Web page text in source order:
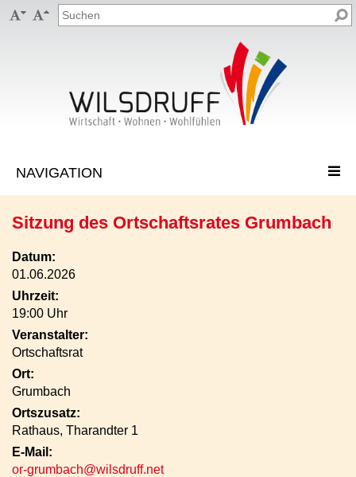
 
Sitzung des Ortschaftsrates Grumbach
Datum:
01.06.2026
Uhrzeit:
19:00 Uhr
Veranstalter:
Ortschaftsrat
Ort:
Grumbach
Ortszusatz:
Rathaus, Tharandter 1
E-Mail:
or-grumbach@wilsdruff.net